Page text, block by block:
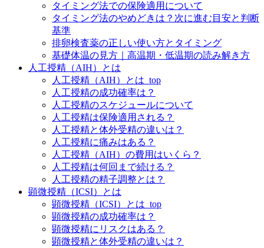
タイミング法での保険適用について
タイミング法のやめどきは？次に進む目安と判断
基準
排卵検査薬の正しい使い方とタイミング
基礎体温の見方｜高温期・低温期の読み解き方
人工授精（AIH）とは
人工授精（AIH）とは_top
人工授精の成功確率は？
人工授精のスケジュールについて
人工授精は保険適用される？
人工授精と体外受精の違いは？
人工授精に痛みはある？
人工授精（AIH）の費用はいくら？
人工授精は何回まで続ける？
人工授精の精子調整とは？
顕微授精（ICSI）とは
顕微授精（ICSI）とは_top
顕微授精の成功確率は？
顕微授精にリスクはある？
顕微授精と体外受精の違いは？